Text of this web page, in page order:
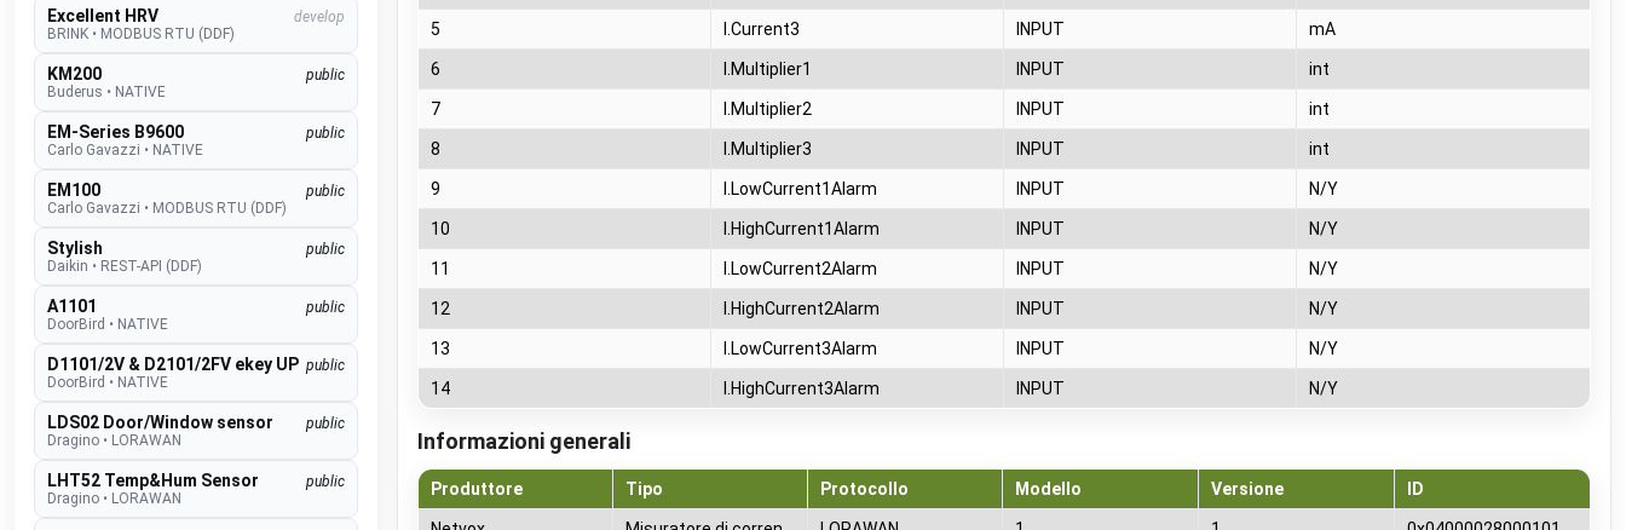
Excellent HRV
develop
BRINK • MODBUS RTU (DDF)
KM200
public
Buderus • NATIVE
EM-Series B9600
public
Carlo Gavazzi • NATIVE
EM100
public
Carlo Gavazzi • MODBUS RTU (DDF)
Stylish
public
Daikin • REST-API (DDF)
A1101
public
DoorBird • NATIVE
D1101/2V & D2101/2FV ekey UP public
DoorBird • NATIVE
LDS02 Door/Window sensor
public
Dragino • LORAWAN
LHT52 Temp&Hum Sensor
public
Dragino • LORAWAN
5 I.Current3 INPUT mA
6 I.Multiplier1 INPUT int
7 I.Multiplier2 INPUT int
8 I.Multiplier3 INPUT int
9 I.LowCurrent1Alarm INPUT N/Y
10 I.HighCurrent1Alarm INPUT N/Y
11 I.LowCurrent2Alarm INPUT N/Y
12 I.HighCurrent2Alarm INPUT N/Y
13 I.LowCurrent3Alarm INPUT N/Y
14 I.HighCurrent3Alarm INPUT N/Y
Informazioni generali
Produttore Tipo Protocollo Modello Versione ID